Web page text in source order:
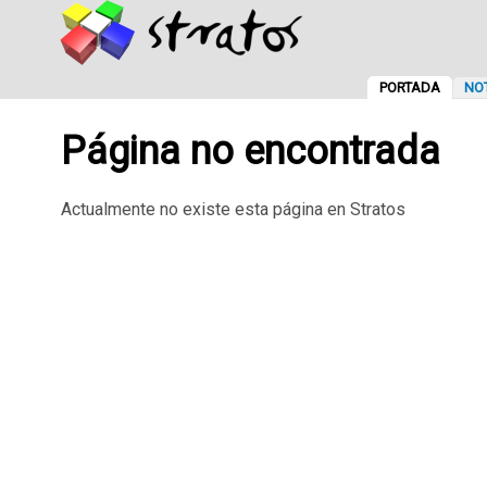
PORTADA
Página no encontrada
Actualmente no existe esta página en Stratos